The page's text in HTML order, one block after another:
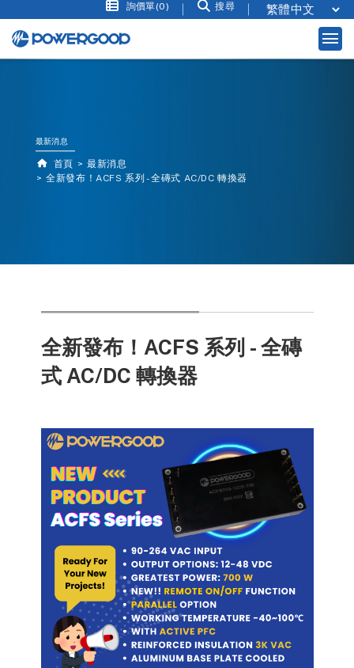
詢價單(0) 搜尋
最新消息
首頁
最新消息
全新發布！ACFS 系列 - 全磚式 AC/DC 轉換器
全新發布！ACFS 系列 - 全磚
式 AC/DC 轉換器